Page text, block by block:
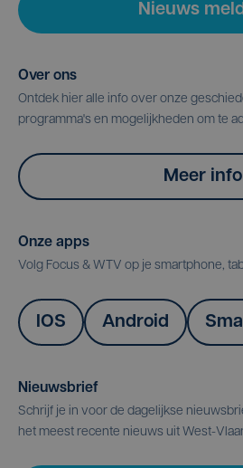
Nieuws
Over ons
Ontdek hier alle info over onze
programma's en mogelijkheden om te
Meer info
Onze apps
Volg Focus & WTV op je smartphone,
IOS Android
Nieuwsbrief
Schrijf je in voor de dagelijkse
het meest recente nieuws uit West-